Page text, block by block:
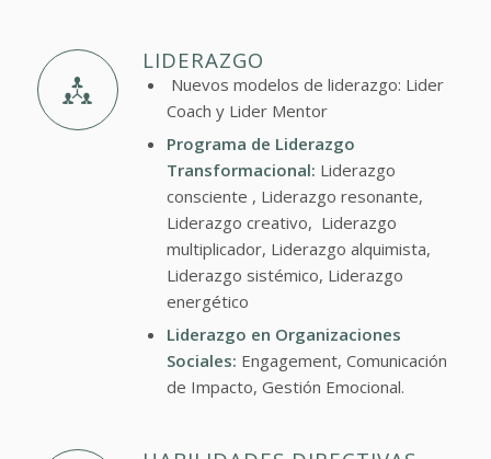
LIDERAZGO
Nuevos modelos de liderazgo: Lider
Coach y Lider Mentor
Programa de Liderazgo
Transformacional: Liderazgo
consciente , Liderazgo resonante,
Liderazgo creativo, Liderazgo
multiplicador, Liderazgo alquimista,
Liderazgo sistémico, Liderazgo
energético
Liderazgo en Organizaciones
Sociales: Engagement, Comunicación
de Impacto, Gestión Emocional.